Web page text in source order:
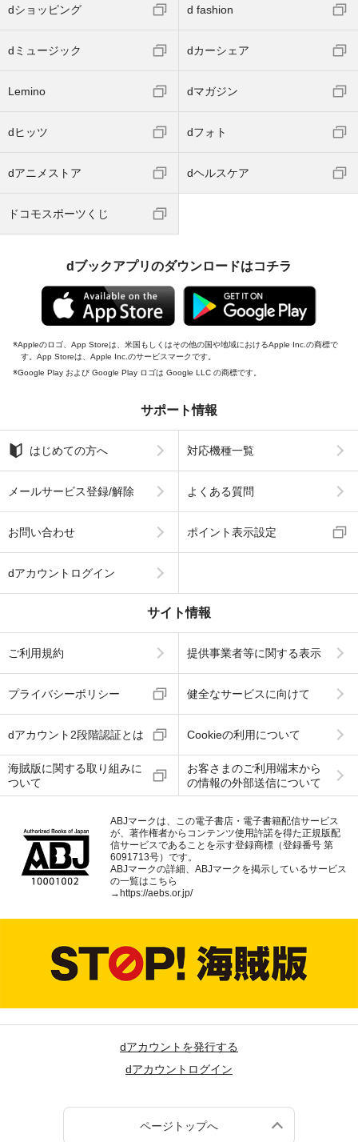
dショッピング d fashion
dミュージック dカーシェア
Lemino dマガジン
dヒッツ dフォト
dアニメストア dヘルスケア
ドコモスポーツくじ
dブックアプリのダウンロードはコチラ
Appleのロゴ、App Storeは、米国もしくはその他の国や地域におけるApple Inc.の商標で
す。App Storeは、Apple Inc.のサービスマークです。
Google Play および Google Play ロゴは Google LLC の商標です。
サポート情報
はじめての方へ 対応機種一覧
メールサービス登録/解除 よくある質問
お問い合わせ ポイント表示設定
dアカウントログイン
サイト情報
ご利用規約 提供事業者等に関する表示
プライバシーポリシー 健全なサービスに向けて
dアカウント2段階認証とは Cookieの利用について
海賊版に関する取り組みに
ついて
お客さまのご利用端末から
の情報の外部送信について
ABJマークは、この電子書店・電子書籍配信サービス
が、著作権者からコンテンツ使用許諾を得た正規版配
信サービスであることを示す登録商標（登録番号 第
6091713号）です。
ABJマークの詳細、ABJマークを掲示しているサービス
の一覧はこちら
→https://aebs.or.jp/
dアカウントを発行する
dアカウントログイン
ページトップへ